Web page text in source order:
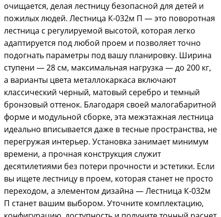
очищается, делая лестницу безопасной для детей и
пожилых людей. Лестница К-032м П — это поворотная
лестница с регулируемой высотой, которая легко
адаптируется под любой проем и позволяет точно
подогнать параметры под вашу планировку. Ширина
ступени — 28 см, максимальная нагрузка — до 200 кг,
а варианты цвета металлокаркаса включают
классический черный, матовый серебро и темный
бронзовый оттенок. Благодаря своей малогабаритной
форме и модульной сборке, эта межэтажная лестница
идеально вписывается даже в тесные пространства, не
перегружая интерьер. Установка занимает минимум
времени, а прочная конструкция служит
десятилетиями без потери прочности и эстетики. Если
вы ищете лестницу в проем, которая станет не просто
переходом, а элементом дизайна — Лестница К-032м
П станет вашим выбором. Уточните комплектацию,